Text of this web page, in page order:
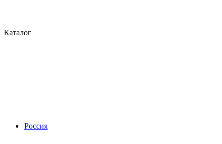
Каталог
Россия